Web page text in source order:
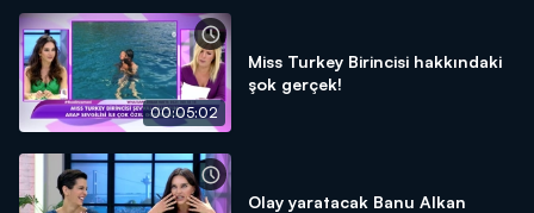
00:05:02
Miss Turkey Birincisi hakkındaki
şok gerçek!
Olay yaratacak Banu Alkan